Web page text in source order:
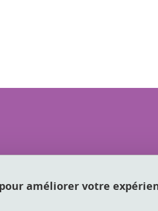
améliorer votre